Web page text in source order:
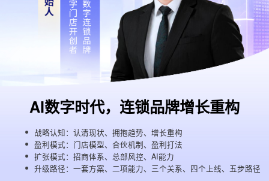
AI数字时代，连锁品牌增长重构
战略认知：认清现状、拥抱趋势、增长重构
盈利模式：门店模型、合伙机制、盈利打法
扩张模式：招商体系、总部风控、AI能力
升级路径：一套方案、二项能力、三个关系、四个上线、五步路径